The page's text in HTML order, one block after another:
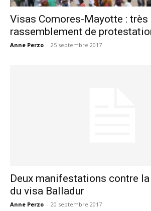
Visas Comores-Mayotte : très
rassemblement de
Anne Perzo - 25 septembre 2017
Deux manifestations contre
du visa Balladur
Anne Perzo - 20 septembre 2017